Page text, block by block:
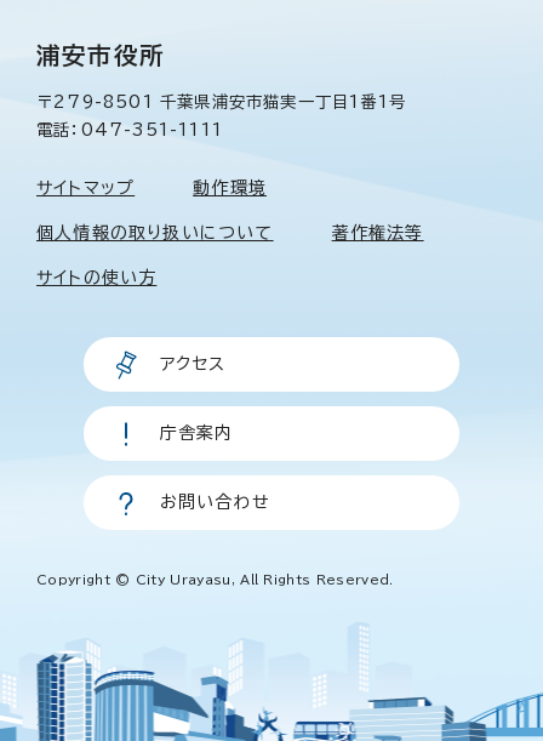
浦安市役所
〒279-8501 千葉県浦安市猫実一丁目1番1号
電話：047-351-1111
サイトマップ 動作環境
個人情報の取り扱いについて 著作権法等
サイトの使い方
アクセス
庁舎案内
お問い合わせ
Copyright © City Urayasu, All Rights Reserved.